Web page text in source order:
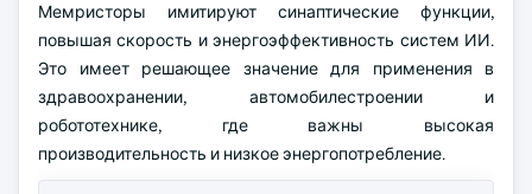
Мемристоры имитируют синаптические функции,
повышая скорость и энергоэффективность систем ИИ.
Это имеет решающее значение для применения в
здравоохранении, автомобилестроении и
робототехнике, где важны высокая
производительность и низкое энергопотребление.